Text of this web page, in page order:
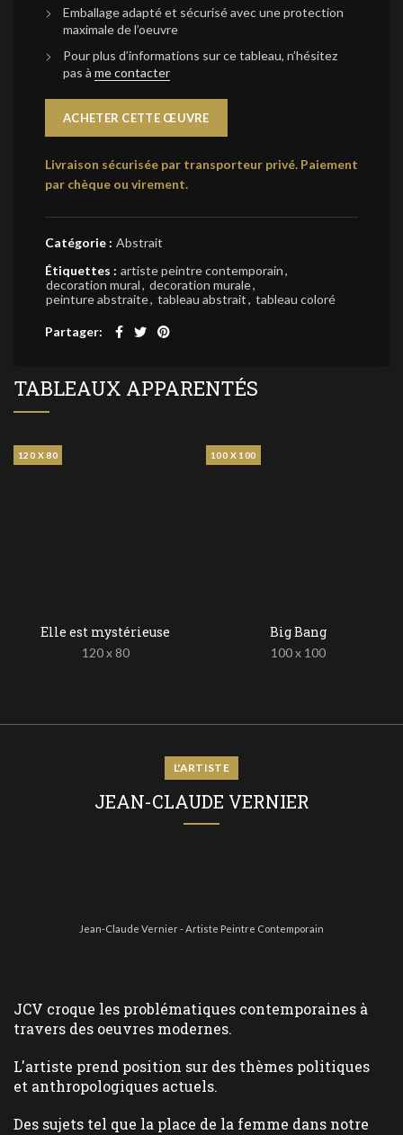
Emballage adapté et sécurisé avec une protection
maximale de l’oeuvre
Pour plus d’informations sur ce tableau, n’hésitez
pas à me contacter
ACHETER CETTE ŒUVRE
Livraison sécurisée par transporteur privé. Paiement
par chèque ou virement.
Catégorie : Abstrait
Étiquettes : artiste peintre contemporain,
decoration mural, decoration murale,
peinture abstraite, tableau abstrait, tableau coloré
Partager
TABLEAUX APPARENTÉS
120 X 80
Elle est mystérieuse
120 x 80
100 X 100
Big Bang
100 x 100
L'ARTISTE
JEAN-CLAUDE VERNIER
Jean-Claude Vernier - Artiste Peintre Contemporain
JCV croque les problématiques contemporaines à
travers des oeuvres modernes.
L'artiste prend position sur des thèmes politiques
et anthropologiques actuels.
Des sujets tel que la place de la femme dans notre